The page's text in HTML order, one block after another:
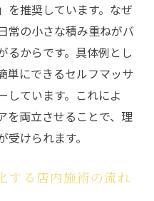
を推奨しています。なぜ
常の小さな積み重ねがバ
るからです。具体例とし
単にできるセルフマッサ
しています。これによ
を両立させることで、理
けられます。
する店内施術の流れ